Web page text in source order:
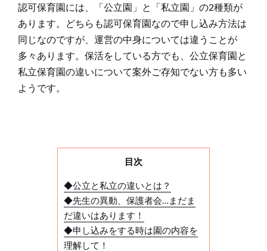
認可保育園には、「公立園」と「私立園」の2種類が
あります。どちらも認可保育園なので申し込み方法は
同じなのですが、運営の中身については違うことが
多々あります。保活をしている方でも、公立保育園と
私立保育園の違いについて案外ご存知でない方も多い
ようです。
目次
◆公立と私立の違いとは？
◆先生の異動、保護者会…まだま
だ違いはあります！
◆申し込みをする時は園の内容を
理解して！